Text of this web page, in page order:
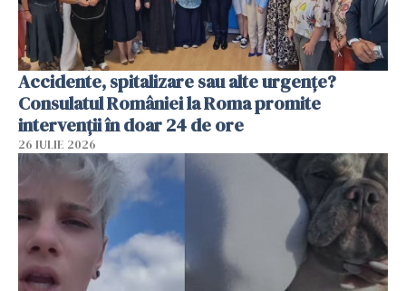
Accidente, spitalizare sau alte urgențe?
Consulatul României la Roma promite
intervenții în doar 24 de ore
26 IULIE 2026